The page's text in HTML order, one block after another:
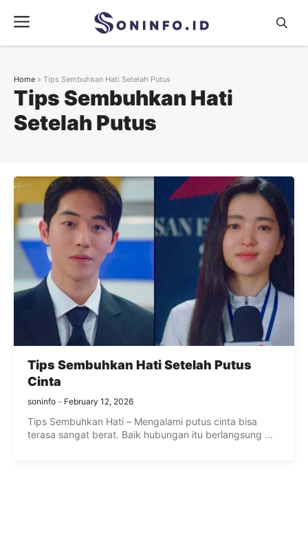
content
Menu
Tips Sembuhkan Hati
Setelah Putus
Home » Tips Sembuhkan Hati Setelah Putus
Tips Sembuhkan Hati Setelah Putus
Cinta
soninfo February 12, 2026
Tips Sembuhkan Hati – Mengalami putus cinta bisa
terasa sangat berat. Baik hubungan itu berlangsung ...